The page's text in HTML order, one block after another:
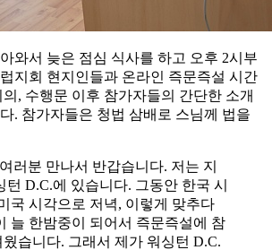
와서 늦은 점심 식사를 하고 오후 2시부
지회 현지인들과 온라인 즉문즉설 시간
, 수행문 이후 참가자들의 간단한 소개
. 참가자들은 청법 삼배로 스님께 법을
러분 만나서 반갑습니다. 저는 지
턴 D.C.에 있습니다. 그동안 한국 시
국 시각으로 저녁, 이렇게 맞추다
늘 한밤중이 되어서 즉문즉설에 참
습니다. 그래서 제가 워싱턴 D.C.